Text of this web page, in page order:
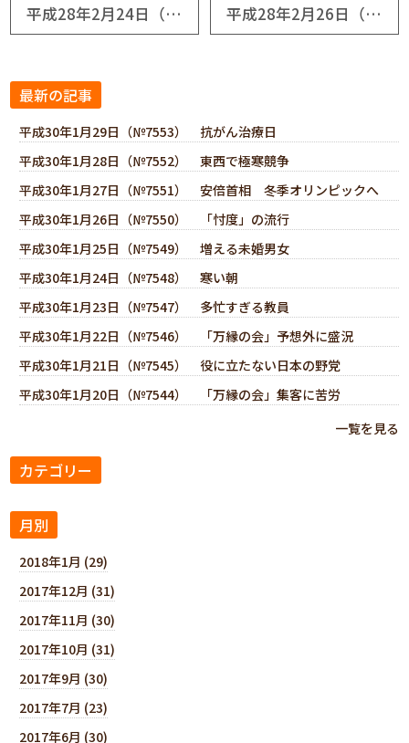
平成28年2月24日（№6935） 久々の「人生講座」
平成28年2月26日（№6937） 「万縁の会」総会開催
最新の記事
平成30年1月29日（№7553） 抗がん治療日
平成30年1月28日（№7552） 東西で極寒競争
平成30年1月27日（№7551） 安倍首相 冬季オリンピックへ
平成30年1月26日（№7550） 「忖度」の流行
平成30年1月25日（№7549） 増える未婚男女
平成30年1月24日（№7548） 寒い朝
平成30年1月23日（№7547） 多忙すぎる教員
平成30年1月22日（№7546） 「万縁の会」予想外に盛況
平成30年1月21日（№7545） 役に立たない日本の野党
平成30年1月20日（№7544） 「万縁の会」集客に苦労
一覧を見る
カテゴリー
月別
2018年1月 (29)
2017年12月 (31)
2017年11月 (30)
2017年10月 (31)
2017年9月 (30)
2017年7月 (23)
2017年6月 (30)